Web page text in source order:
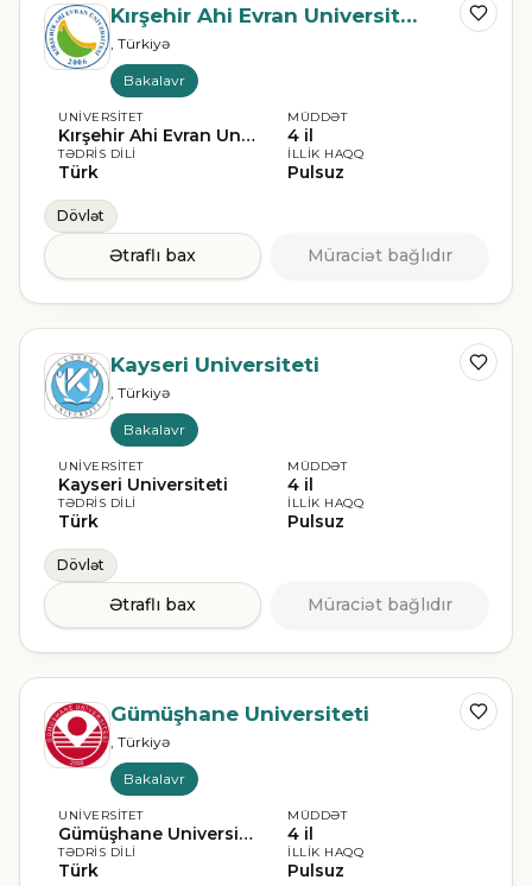
Kırşehir Ahi Evran Universiteti
, Türkiyə
Bakalavr
UNIVERSITET
Kırşehir Ahi Evran Universiteti
TƏDRIS DILI
Türk
MÜDDƏT
4 il
İLLIK HAQQ
Pulsuz
Dövlət
Ətraflı bax Müraciət bağlıdır
Kayseri Universiteti
, Türkiyə
Bakalavr
UNIVERSITET
Kayseri Universiteti
TƏDRIS DILI
Türk
MÜDDƏT
4 il
İLLIK HAQQ
Pulsuz
Dövlət
Ətraflı bax Müraciət bağlıdır
Gümüşhane Universiteti
, Türkiyə
Bakalavr
UNIVERSITET
Gümüşhane Universiteti
TƏDRIS DILI
Türk
MÜDDƏT
4 il
İLLIK HAQQ
Pulsuz